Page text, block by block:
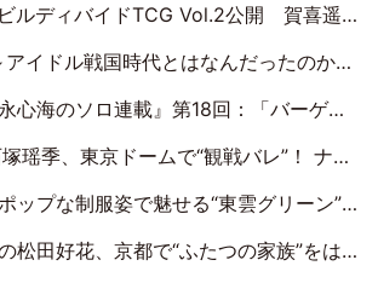
イドTCG Vol.2公開 賀喜遥香＆田村真佑が『京まふ』ステージに登壇
か～』第11回：私立恵比寿中学・真山りか×安本彩花「TIFで10年ぶりのキョンシーメイクをしたら、場を完全に引かせてしまって。時代が変わったんだなって」
ロ連載』第18回：「バーゲンセールハンターみうな inしまむら」編
観戦バレ”！ ナイツ・塙も認めた「巨人に詳しすぎるアイドル」は元VENUSスクール生で杉内コーチ推し⁉
プな制服姿で魅せる“東雲グリーン”の正体
で“ふたつの家族”をはしご！ “母”黒谷友香に見送られ、“父”松岡昌宏とはハシゴ酒